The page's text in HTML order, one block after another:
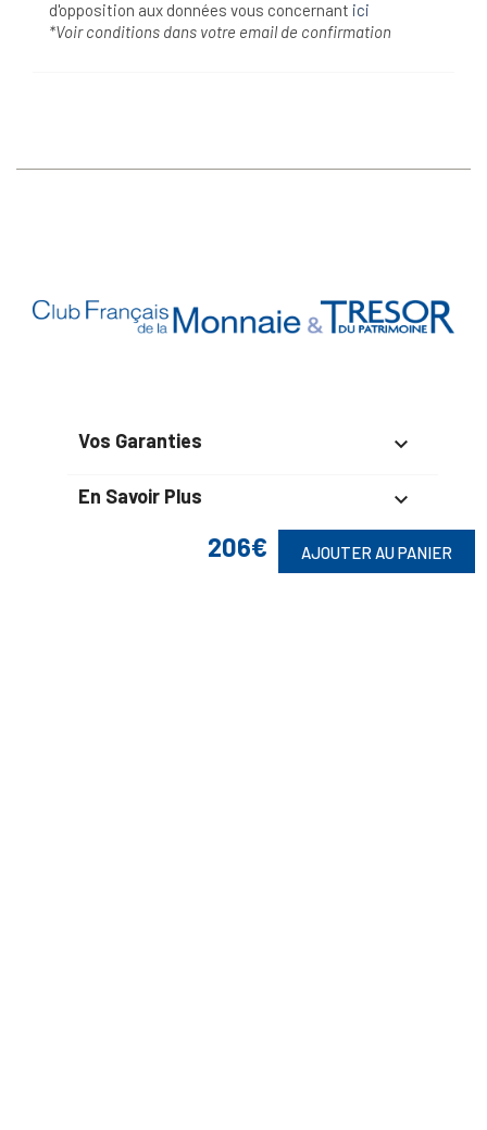
206€ AJOUTER AU PANIER
d'opposition aux données vous concernant ici
*Voir conditions dans votre email de confirmation
Vos Garanties 
En Savoir Plus 
Retrouvez Aussi 